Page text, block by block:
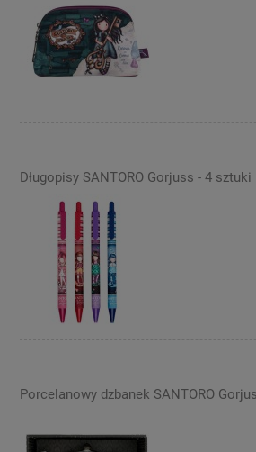
Długopisy SANTORO Gorjuss - 4 sztuki
Porcelanowy dzbanek SANTORO